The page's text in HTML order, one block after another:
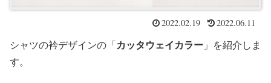
2022.02.19 2022.06.11
シャツの衿デザインの「 カッタウェイカラー 」を紹介しま
す。